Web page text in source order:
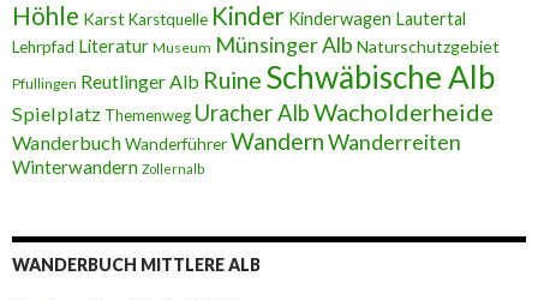
Höhle Karst Karstquelle Kinder Kinderwagen Lautertal
Lehrpfad Literatur Museum Münsinger Alb Naturschutzgebiet
Pfullingen Reutlinger Alb Ruine Schwäbische Alb
Spielplatz Themenweg Uracher AlbWacholderheide
WanderbuchWanderführerWandernWanderreiten
Winterwandern Zollernalb
WANDERBUCH MITTLERE ALB